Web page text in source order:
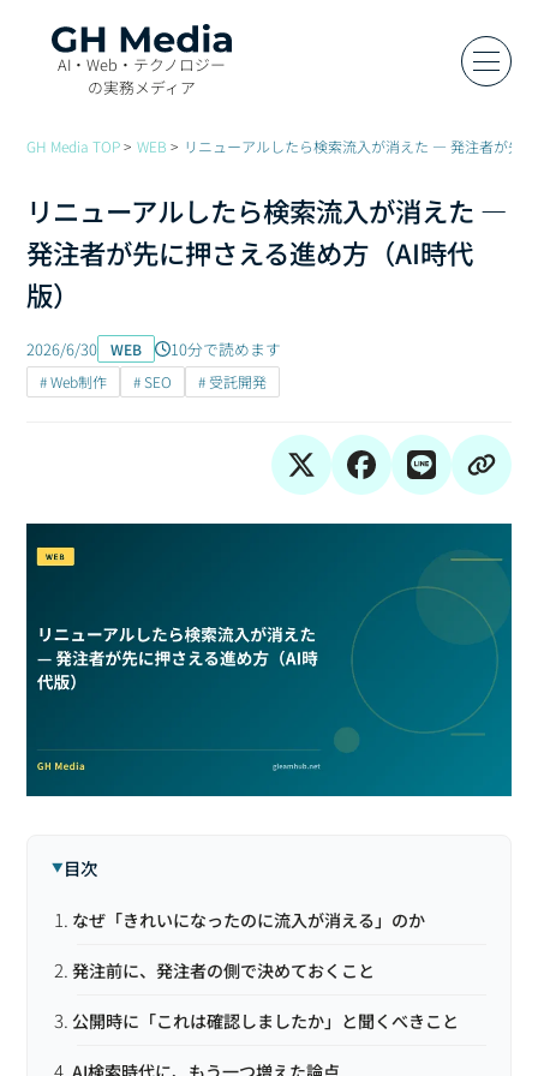
AI・Web・テクノロジー
の実務メディア
GH Media TOP WEB リニューアルしたら検索流入が消えた — 発注者が先
リニューアルしたら検索流入が消えた —
発注者が先に押さえる進め方（AI時代
版）
2026/6/30 WEB 10分で読めます
# Web制作 # SEO # 受託開発
目次
なぜ「きれいになったのに流入が消える」のか
発注前に、発注者の側で決めておくこと
公開時に「これは確認しましたか」と聞くべきこと
AI検索時代に、もう一つ増えた論点